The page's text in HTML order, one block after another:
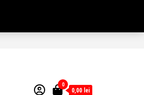
0
0,00 lei